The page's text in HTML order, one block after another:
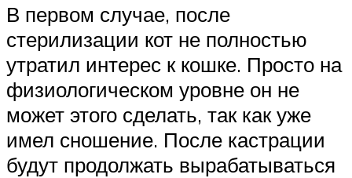
В первом случае, после
стерилизации кот не полностью
утратил интерес к кошке. Просто на
физиологическом уровне он не
может этого сделать, так как уже
имел сношение. После кастрации
будут продолжать вырабатываться